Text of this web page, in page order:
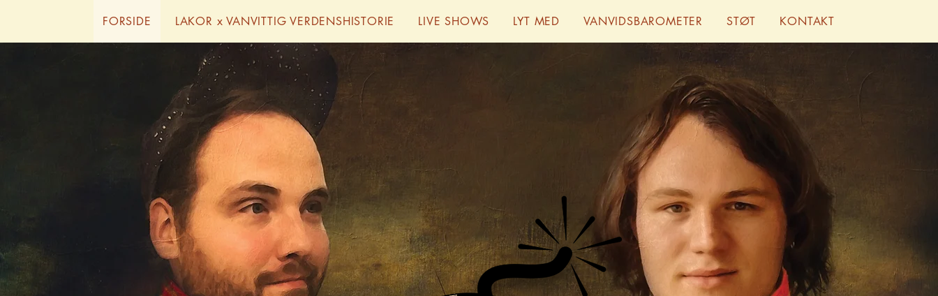
FORSIDE LAKOR x VANVITTIG VERDENSHISTORIE LIVE SHOWS LYT MED VANVIDSBAROMETER STØT KONTAKT